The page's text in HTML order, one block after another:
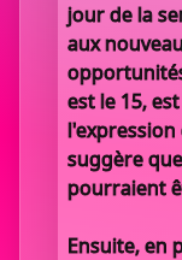
jour de la
aux
est le 15,
l'expression
suggère
pourraient
Ensuite, en